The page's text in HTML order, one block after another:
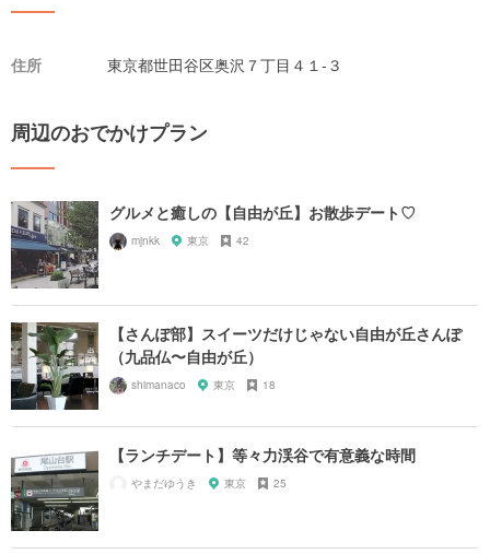
住所 東京都世田谷区奥沢７丁目４１-３
周辺のおでかけプラン
グルメと癒しの【自由が丘】お散歩デート♡
mjnkk 東京 42
【さんぽ部】スイーツだけじゃない自由が丘さんぽ
（九品仏〜自由が丘）
shimanaco 東京 18
【ランチデート】等々力渓谷で有意義な時間
やまだゆうき 東京 25